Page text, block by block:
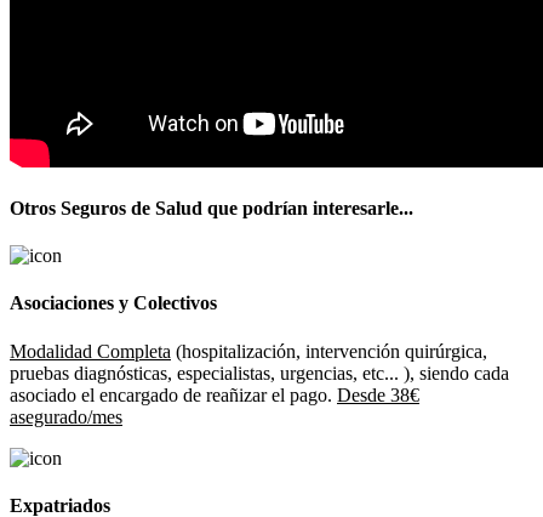
Otros Seguros de Salud que podrían interesarle...
Asociaciones y Colectivos
Modalidad Completa (hospitalización, intervención quirúrgica,
pruebas diagnósticas, especialistas, urgencias, etc... ), siendo cada
asociado el encargado de reañizar el pago. Desde 38€
asegurado/mes
Expatriados